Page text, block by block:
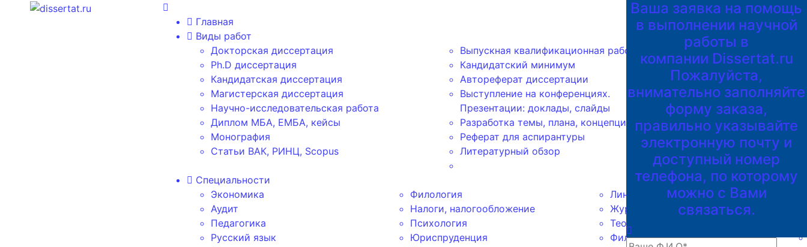
Главная
Виды работ
Докторская диссертация
Ph.D диссертация
Кандидатская диссертация
Магистерская диссертация
Научно-исследовательская работа
Диплом МБА, ЕМБА, кейсы
Монография
Статьи ВАК, РИНЦ, Scopus
Выпускная квалификационная работа
Кандидатский минимум
Автореферат диссертации
Выступление на конференциях.
Презентации: доклады, слайды
Разработка темы, плана, концепции
Реферат для аспирантуры
Литературный обзор
Специальности
Экономика
Аудит
Педагогика
Русский язык
Филология
Налоги, налогообложение
Психология
Юриспруденция
Лингвистика
Журналистика
Теология
Философия
Ваша заявка на помощь
в выполнении научной
работы в
компании Dissertat.ru
Пожалуйста,
внимательно заполняйте
форму заказа,
правильно указывайте
электронную почту и
доступный номер
телефона, по которому
можно с Вами
связаться.